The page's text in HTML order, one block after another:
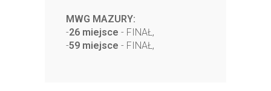
MWG MAZURY:
-26 miejsce - FINAŁ,
-59 miejsce - FINAŁ,